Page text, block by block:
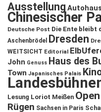
Ausstellung
Chinesischer
Deutsche Post Die Ente bleibt
Aschenbrödel
Dresden
WEITSICHT Editorial
John Genuss Haus des
Town Japanisches Palais
Lesung Loriot Meißen
Rügen Sachsen in Paris